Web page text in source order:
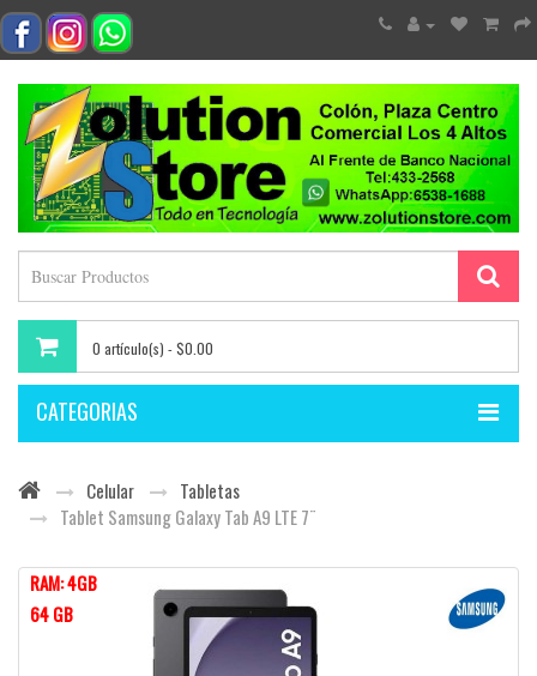
0 artículo(s) - $0.00
CATEGORIAS
Celular
Tabletas
Tablet Samsung Galaxy Tab A9 LTE 7¨
RAM: 4GB
64 GB